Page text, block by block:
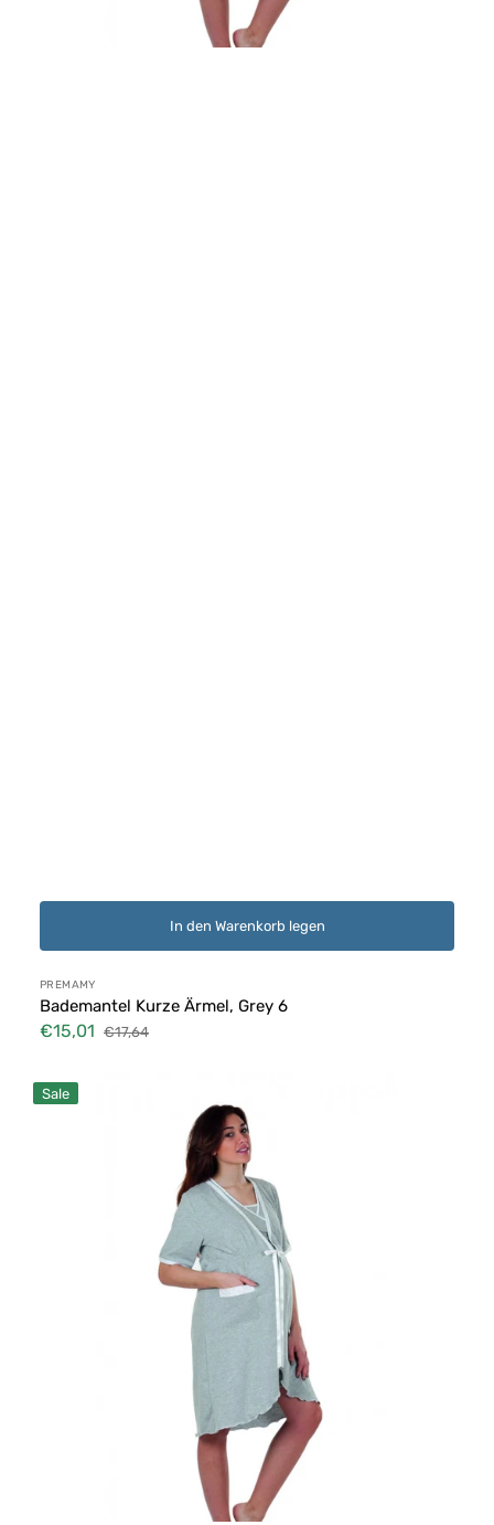
In den Warenkorb legen
Anbieter:
PREMAMY
Bademantel Kurze Ärmel, Grey 6
Verkaufspreis
€15,01
Normaler
€17,64
Bademantel
Kurze
Sale